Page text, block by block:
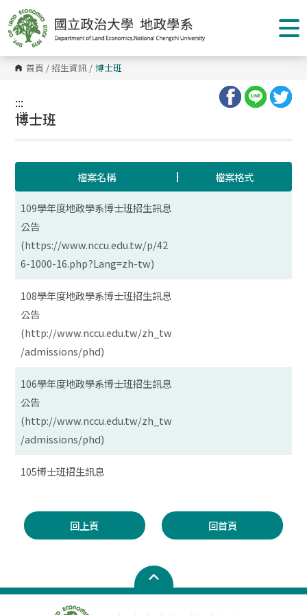
到
主
要
內
容
區 首頁 /招生資訊 / 博士班
:::
:::
博士班
檔案名稱 檔案格式
109學年度地政學系博士班招生訊息
公告
(https://www.nccu.edu.tw/p/42
6-1000-16.php?Lang=zh-tw)
108學年度地政學系博士班招生訊息
公告
(http://www.nccu.edu.tw/zh_tw
/admissions/phd)
106學年度地政學系博士班招生訊息
公告
(http://www.nccu.edu.tw/zh_tw
/admissions/phd)
105博士班招生訊息
回上頁 回首頁